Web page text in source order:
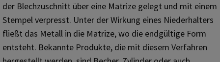
der Blechzuschnitt über eine Matrize gelegt und mit einem
Stempel verpresst. Unter der Wirkung eines Niederhalters
fließt das Metall in die Matrize, wo die endgültige Form
entsteht. Bekannte Produkte, die mit diesem Verfahren